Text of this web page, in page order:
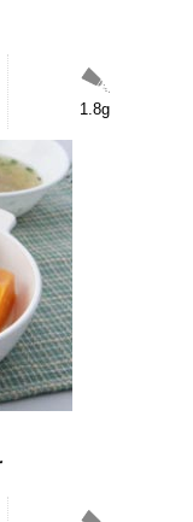
1.8g